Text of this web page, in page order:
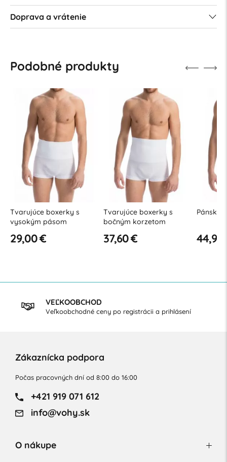
Doprava a vrátenie
Podobné produkty
Tvarujúce boxerky s
vysokým pásom
29,00 €
Tvarujúce boxerky s
bočným korzetom
37,60 €
Pánske
44,90
VEĽKOOBCHOD
Veľkoobchodné ceny po registrácii a prihlásení
Zákaznícka podpora
Počas pracovných dní od 8:00 do 16:00
+421 919 071 612
info@vohy.sk
O nákupe